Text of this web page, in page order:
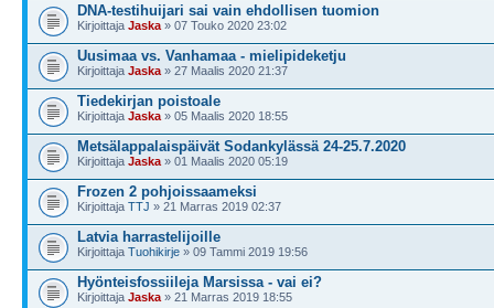
DNA-testihuijari sai vain ehdollisen tuomion
Kirjoittaja Jaska » 07 Touko 2020 23:02
Uusimaa vs. Vanhamaa - mielipideketju
Kirjoittaja Jaska » 27 Maalis 2020 21:37
Tiedekirjan poistoale
Kirjoittaja Jaska » 05 Maalis 2020 18:55
Metsälappalaispäivät Sodankylässä 24-25.7.2020
Kirjoittaja Jaska » 01 Maalis 2020 05:19
Frozen 2 pohjoissaameksi
Kirjoittaja TTJ » 21 Marras 2019 02:37
Latvia harrastelijoille
Kirjoittaja Tuohikirje » 09 Tammi 2019 19:56
Hyönteisfossiileja Marsissa - vai ei?
Kirjoittaja Jaska » 21 Marras 2019 18:55